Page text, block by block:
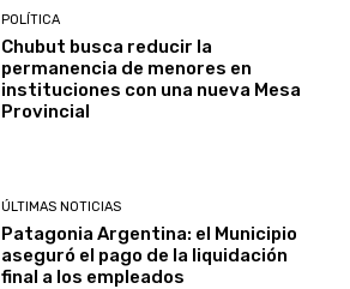
POLÍTICA
Chubut busca reducir la
permanencia de menores en
instituciones con una nueva Mesa
Provincial
ÚLTIMAS NOTICIAS
Patagonia Argentina: el Municipio
aseguró el pago de la liquidación
final a los empleados